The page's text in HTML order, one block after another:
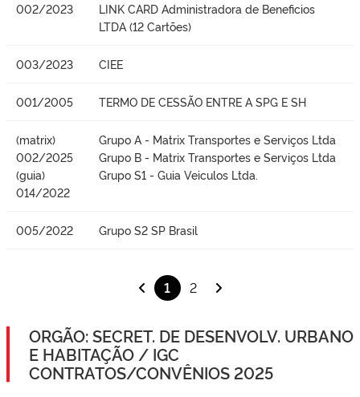
002/2023
LINK CARD Administradora de Beneficios
LTDA (12 Cartões)
003/2023 CIEE
001/2005 TERMO DE CESSÃO ENTRE A SPG E SH
(matrix)
002/2025
(guia)
014/2022
Grupo A - Matrix Transportes e Serviços Ltda
Grupo B - Matrix Transportes e Serviços Ltda
Grupo S1 - Guia Veiculos Ltda.
005/2022 Grupo S2 SP Brasil
1 2
ORGÃO: SECRET. DE DESENVOLV. URBANO
E HABITAÇÃO / IGC
CONTRATOS/CONVÊNIOS 2025